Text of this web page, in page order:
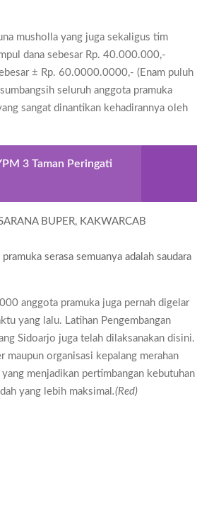
musholla yang juga sekaligus tim
dana sebesar Rp. 40.000.000,-
± Rp. 60.0000.0000,- (Enam puluh
seluruh anggota pramuka
sangat dinantikan kehadirannya oleh
3 Taman Peringati
serasa semuanya adalah saudara
anggota pramuka juga pernah digelar
yang lalu. Latihan Pengembangan
Sidoarjo juga telah dilaksanakan disini.
maupun organisasi kepalang merahan
menjadikan pertimbangan kebutuhan
yang lebih maksimal.(Red)